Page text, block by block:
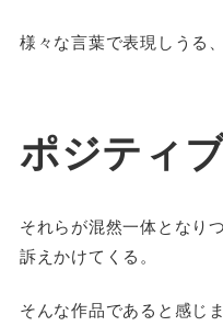
様々な言葉で表現しうる、
ポジティ
それらが混然一体となり
訴えかけてくる。
そんな作品であると感じま